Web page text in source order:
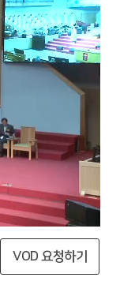
VOD 요청하기